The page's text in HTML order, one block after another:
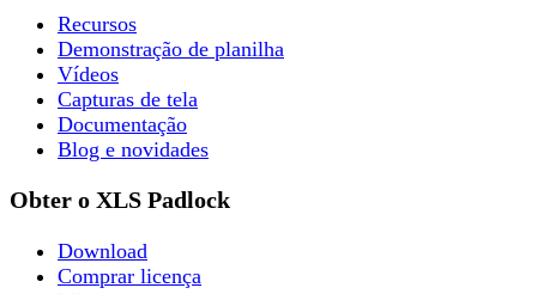
Recursos
Demonstração de planilha
Vídeos
Capturas de tela
Documentação
Blog e novidades
Obter o XLS Padlock
Download
Comprar licença